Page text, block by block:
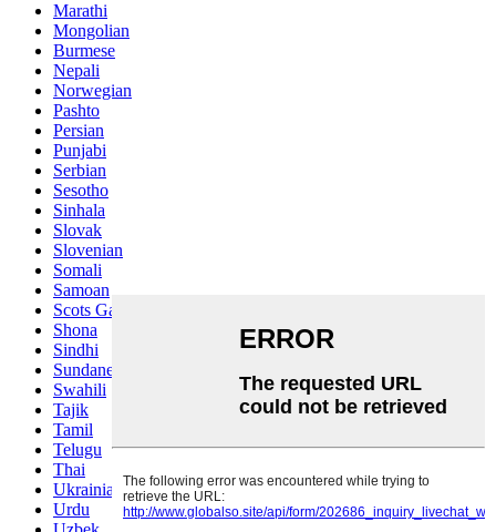
Marathi
Mongolian
Burmese
Nepali
Norwegian
Pashto
Persian
Punjabi
Serbian
Sesotho
Sinhala
Slovak
Slovenian
Somali
Samoan
Scots Gaelic
Shona
Sindhi
Sundanese
Swahili
Tajik
Tamil
Telugu
Thai
Ukrainian
Urdu